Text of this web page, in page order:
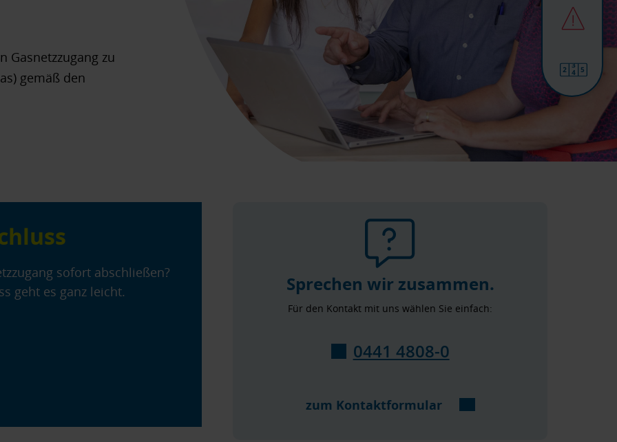
Gasnetzzugang zu
gemäß den
sofort abschließen?
geht es ganz leicht.
Sprechen wir zusammen.
Für den Kontakt mit uns wählen Sie einfach:
0441 4808-0
zum Kontaktformular